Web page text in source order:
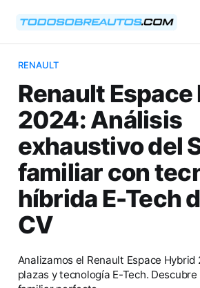
RENAULT
Renault
2024: Análisis
exhaustivo del
familiar con
híbrida E-Tech
CV
Analizamos el Renault Espace Hybrid
plazas y tecnología E-Tech. Descubre